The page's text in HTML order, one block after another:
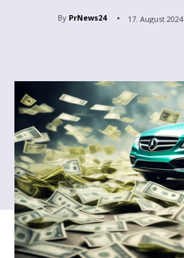
By PrNews24 17. August 2024